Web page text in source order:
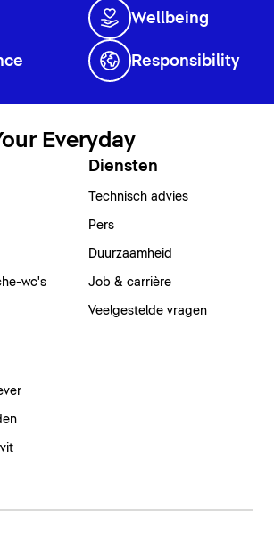
Wellbeing
Responsibility
Everyday
wc's
Diensten
Technisch advies
Pers
Duurzaamheid
Job & carrière
Veelgestelde vragen